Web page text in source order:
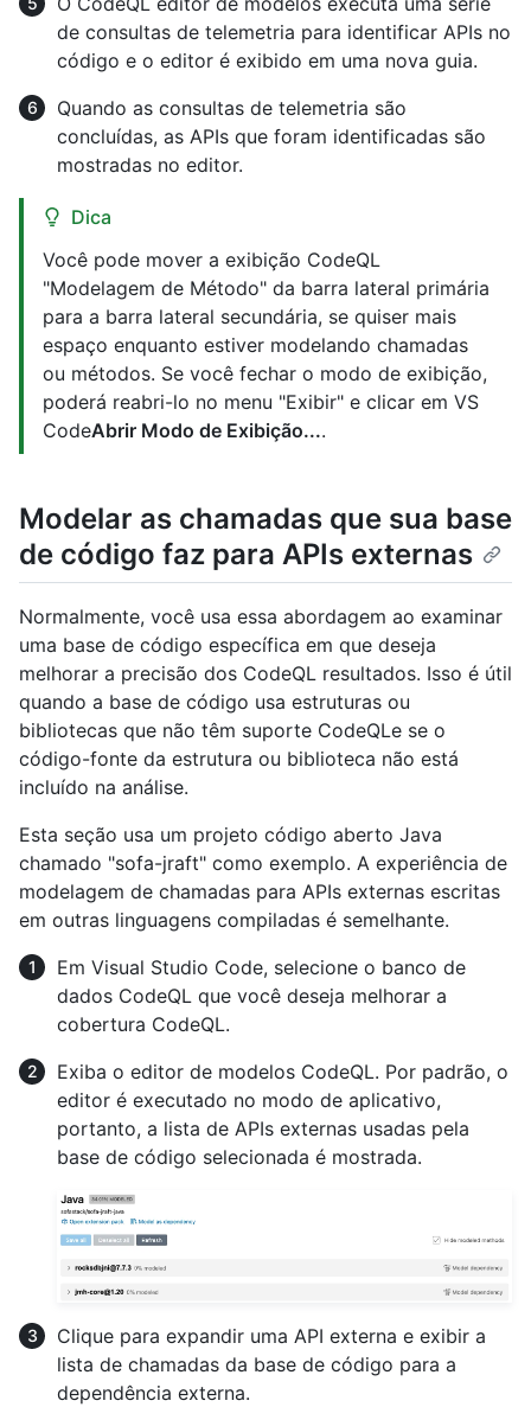
de consultas de telemetria para identificar APIs no
código e o editor é exibido em uma nova guia.
Quando as consultas de telemetria são
concluídas, as APIs que foram identificadas são
mostradas no editor.
Dica
Você pode mover a exibição CodeQL
"Modelagem de Método" da barra lateral primária
para a barra lateral secundária, se quiser mais
espaço enquanto estiver modelando chamadas
ou métodos. Se você fechar o modo de exibição,
poderá reabri-lo no menu "Exibir" e clicar em VS
CodeAbrir Modo de Exibição....
Modelar as chamadas que sua base
de código faz para APIs externas
Normalmente, você usa essa abordagem ao examinar
uma base de código específica em que deseja
melhorar a precisão dos CodeQL resultados. Isso é útil
quando a base de código usa estruturas ou
bibliotecas que não têm suporte CodeQLe se o
código-fonte da estrutura ou biblioteca não está
incluído na análise.
Esta seção usa um projeto código aberto Java
chamado "sofa-jraft" como exemplo. A experiência de
modelagem de chamadas para APIs externas escritas
em outras linguagens compiladas é semelhante.
Em Visual Studio Code, selecione o banco de
dados CodeQL que você deseja melhorar a
cobertura CodeQL.
Exiba o editor de modelos CodeQL. Por padrão, o
editor é executado no modo de aplicativo,
portanto, a lista de APIs externas usadas pela
base de código selecionada é mostrada.
Clique para expandir uma API externa e exibir a
lista de chamadas da base de código para a
dependência externa.